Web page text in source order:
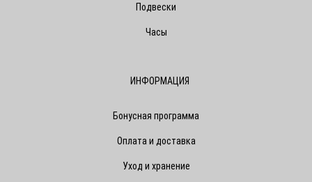
Подвески
Часы
ИНФОРМАЦИЯ
Бонусная программа
Оплата и доставка
Уход и хранение